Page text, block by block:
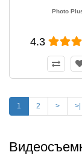
Photo
4.3
1 2 >
>|